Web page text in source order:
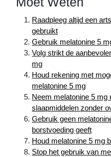
Raadpleeg altijd een
gebruikt
Gebruik melatonine 5
Volg strikt de
mg
Houd rekening met
melatonine 5 mg
Neem melatonine 5 mg
slaapmiddelen zonder
Gebruik geen
borstvoeding geeft
Houd melatonine 5 mg
Stop het gebruik van